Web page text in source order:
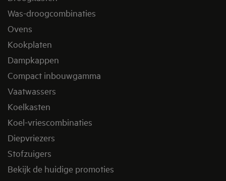
Was-droogcombinaties
Ovens
Kookplaten
Dampkappen
Compact inbouwgamma
Vaatwassers
Koelkasten
Koel-vriescombinaties
Diepvriezers
Stofzuigers
Bekijk de huidige promoties